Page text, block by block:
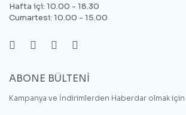
Hafta içi: 10.00 - 18.30
Cumartesi: 10.00 - 15.00
ABONE BÜLTENİ
Kampanya ve İndirimlerden Haberdar olmak için